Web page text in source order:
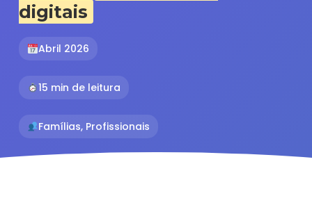
digitais
Abril 2026
15 min de leitura
Famílias, Profissionais
★★★★★ 4.8/5 - Baseado em 127 avaliações